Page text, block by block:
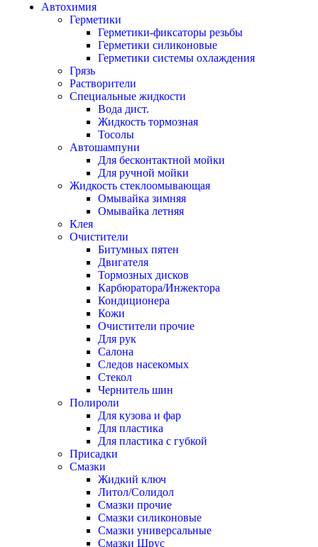
Автохимия
Герметики
Герметики-фиксаторы резьбы
Герметики силиконовые
Герметики системы охлаждения
Грязь
Растворители
Специальные жидкости
Вода дист.
Жидкость тормозная
Тосолы
Автошампуни
Для бесконтактной мойки
Для ручной мойки
Жидкость стеклоомывающая
Омывайка зимняя
Омывайка летняя
Клея
Очистители
Битумных пятен
Двигателя
Тормозных дисков
Карбюратора/Инжектора
Кондиционера
Кожи
Очистители прочие
Для рук
Салона
Следов насекомых
Стекол
Чернитель шин
Полироли
Для кузова и фар
Для пластика
Для пластика с губкой
Присадки
Смазки
Жидкий ключ
Литол/Солидол
Смазки прочие
Смазки силиконовые
Смазки универсальные
Смазки Шрус